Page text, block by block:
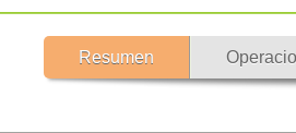
Resumen